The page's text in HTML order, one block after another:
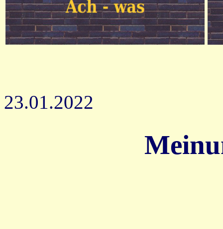
23.01.2022